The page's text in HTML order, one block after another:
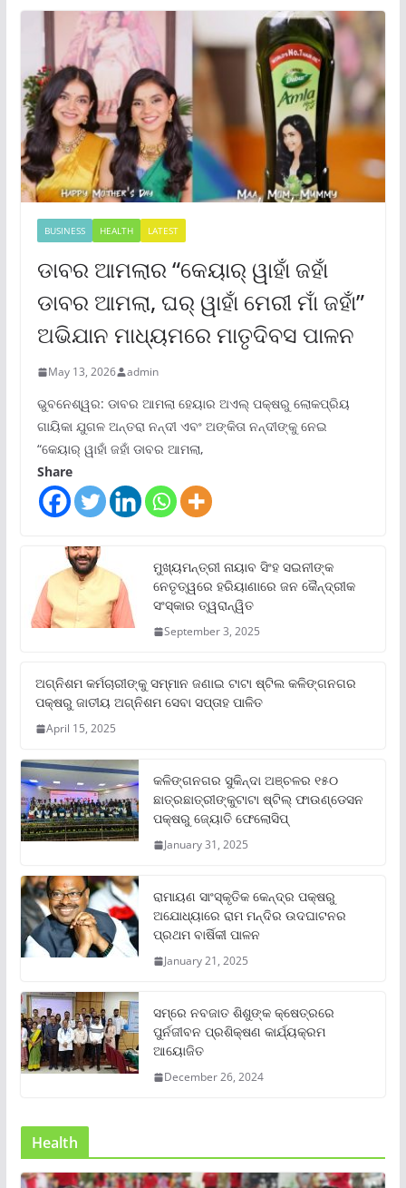
BUSINESS HEALTH LATEST
ଡାବର ଆମଲାର “କେୟାର୍ ୱାହାଁ ଜହାଁ
ଡାବର ଆମଲା, ଘର୍ ୱାହାଁ ମେରୀ ମାଁ ଜହାଁ”
ଅଭିଯାନ ମାଧ୍ୟମରେ ମାତୃଦିବସ ପାଳନ
May 13, 2026 admin
ଭୁବନେଶ୍ୱର: ଡାବର ଆମଲା ହେୟାର ଅଏଲ୍ ପକ୍ଷରୁ ଲୋକପ୍ରିୟ
ଗାୟିକା ଯୁଗଳ ଅନ୍ତରା ନନ୍ଦୀ ଏବଂ ଅଙ୍କିତା ନନ୍ଦୀଙ୍କୁ ନେଇ
“କେୟାର୍ ୱାହାଁ ଜହାଁ ଡାବର ଆମଲା,
Share
ମୁଖ୍ୟମନ୍ତ୍ରୀ ନାୟାବ ସିଂହ ସଇନୀଙ୍କ
ନେତୃତ୍ୱରେ ହରିୟାଣାରେ ଜନ କୈନ୍ଦ୍ରୀକ
ସଂସ୍କାର ତ୍ୱରାନ୍ୱିତ
September 3, 2025
ଅଗ୍ନିଶମ କର୍ମଚାରୀଙ୍କୁ ସମ୍ମାନ ଜଣାଇ ଟାଟା ଷ୍ଟିଲ କଳିଙ୍ଗନଗର
ପକ୍ଷରୁ ଜାତୀୟ ଅଗ୍ନିଶମ ସେବା ସପ୍ତାହ ପାଳିତ
April 15, 2025
କଳିଙ୍ଗନଗର ସୁକିନ୍ଦା ଅଞ୍ଚଳର ୧୫୦
ଛାତ୍ରଛାତ୍ରୀଙ୍କୁଟାଟା ଷ୍ଟିଲ୍ ଫାଉଣ୍ଡେସନ
ପକ୍ଷରୁ ଜ୍ୟୋତି ଫେଲୋସିପ୍‌
January 31, 2025
ରାମାୟଣ ସାଂସ୍କୃତିକ କେନ୍ଦ୍ର ପକ୍ଷରୁ
ଅଯୋଧ୍ୟାରେ ରାମ ମନ୍ଦିର ଉଦଘାଟନର
ପ୍ରଥମ ବାର୍ଷିକୀ ପାଳନ
January 21, 2025
ସମ୍‌ରେ ନବଜାତ ଶିଶୁଙ୍କ କ୍ଷେତ୍ରରେ
ପୁର୍ନଜୀବନ ପ୍ରଶିକ୍ଷଣ କାର୍ଯ୍ୟକ୍ରମ
ଆୟୋଜିତ
December 26, 2024
Health